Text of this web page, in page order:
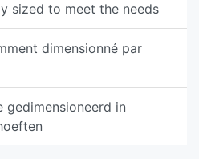
sized to meet the needs
dimensionné par
gedimensioneerd in